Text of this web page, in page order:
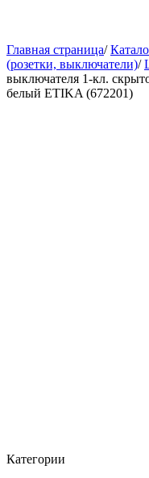
Главная страница/
(розетки, выключатели)/
выключателя 1-кл.
белый ETIKA (672201)
Категории